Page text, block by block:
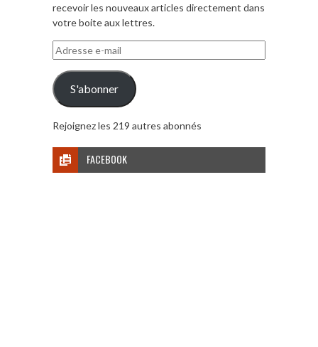
recevoir les nouveaux articles directement dans
votre boite aux lettres.
Adresse
e-
mail
S'abonner
Rejoignez les 219 autres abonnés
FACEBOOK